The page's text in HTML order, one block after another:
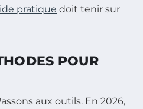
pratique doit tenir sur
POUR
aux outils. En 2026,